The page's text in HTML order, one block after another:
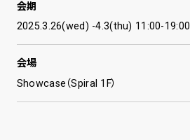
会期
2025.3.26(wed) -4.3(thu) 11:00-19:00
会場
Showcase（Spiral 1F）